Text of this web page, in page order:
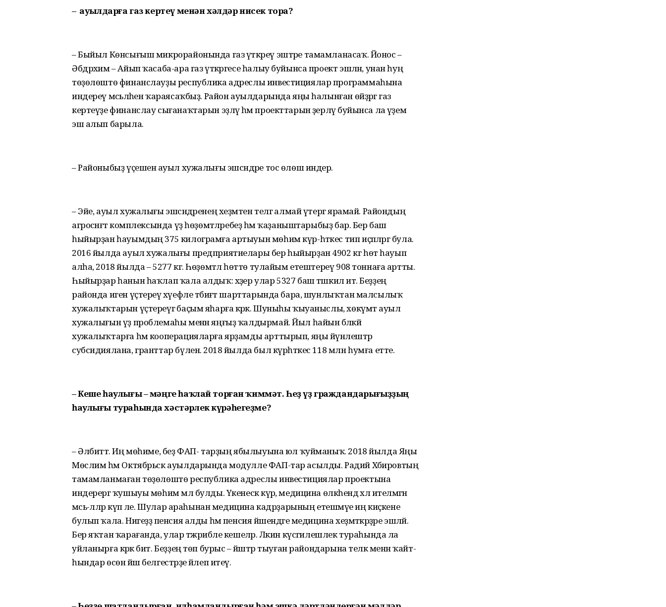
– Ә ауылдарға газ кертеү менән хәлдәр нисек тора?
– Быйыл Көнсығыш микрорайонында газ үткәреү эштәре тамамланасаҡ. Йонос –
Әбдрәхим – Айып ҡасаба-ара газ үткәргесе һалыу буйынса проект эшләнә, унан һуң
төҙөлөштө финанслауҙы республика адреслы инвестициялар программаһына
индереү мәсьәләһен ҡараясаҡбыҙ. Район ауылдарында яңы һалынған өйҙәргә газ
кертеүҙе финанслау сығанаҡтарын эҙләү һәм проекттарын әҙерләү буйынса ла әүҙем
эш алып барыла.
– Районыбыҙ үҫешенә ауыл хужалығы эшсәндәре тос өлөш индерә.
– Эйе, ауыл хужалығы эшсәндәренең хеҙмәтен телгә алмай үтергә ярамай. Райондың
агросәнәғәт комплексында үҙ һөҙөмтәләребеҙ һәм ҡаҙаныштарыбыҙ бар. Бер баш
һыйырҙан һауымдың 375 килограмға артыуын мөһим күр-һәткес тип иҫәпләргә була.
2016 йылда ауыл хужалығы предприятиелары бер һыйырҙан 4902 кг һөт һауып
алһа, 2018 йылда – 5277 кг. Һөҙөмтәлә һөттө тулайым етештереү 908 тоннаға артты.
Һыйырҙар һанын һаҡлап ҡала алдыҡ: хәҙер улар 5327 баш тәшкил итә. Беҙҙең
районда иген үҫтереү хәүефле тәбиғәт шарттарында бара, шунлыҡтан малсылыҡ
хужалыҡтарын үҫтереүгә баҫым яһарға кәрәк. Шуныһы ҡыуаныслы, хөкүмәт ауыл
хужалығын үҙ проблемаһы менән яңғыҙ ҡалдырмай. Йыл һайын бәләкәй
хужалыҡтарға һәм кооперацияларға ярҙамды арттырып, яңы йүнәлештәр
субсидиялана, гранттар бүленә. 2018 йылда был күрһәткес 118 млн һумға етте.
– Кеше һаулығы – мәңге һаҡлай торған ҡиммәт. Һеҙ үҙ граждандарығыҙҙың
һаулығы тураһында хәстәрлек күрәһегеҙме?
– Әлбиттә. Иң мөһиме, беҙ ФАП- тарҙың ябылыуына юл ҡуйманыҡ. 2018 йылда Яңы
Мөслим һәм Октябрьск ауылдарында модулле ФАП-тар асылды. Радий Хәбировтың
тамамланмаған төҙөлөштө республика адреслы инвестициялар проектына
индерергә ҡушыуы мөһим мәл булды. Үкенескә күрә, медицина өлкәһендә хәл ителмәгән
мәсьә-ләләр күп әле. Шулар араһынан медицина кадрҙарының етешмәүе иң киҫкене
булып ҡала. Нигеҙҙә пенсия алды һәм пенсия йәшендәге медицина хеҙмәткәрҙәре эшләй.
Бер яҡтан ҡарағанда, улар тәжрибәле кешеләр. Ләкин күсәгилешлек тураһында ла
уйланырға кәрәк бит. Беҙҙең төп бурыс – йәштәр тыуған райондарына теләк менән ҡайт-
һындар өсөн йәш белгестәрҙе йәлеп итеү.